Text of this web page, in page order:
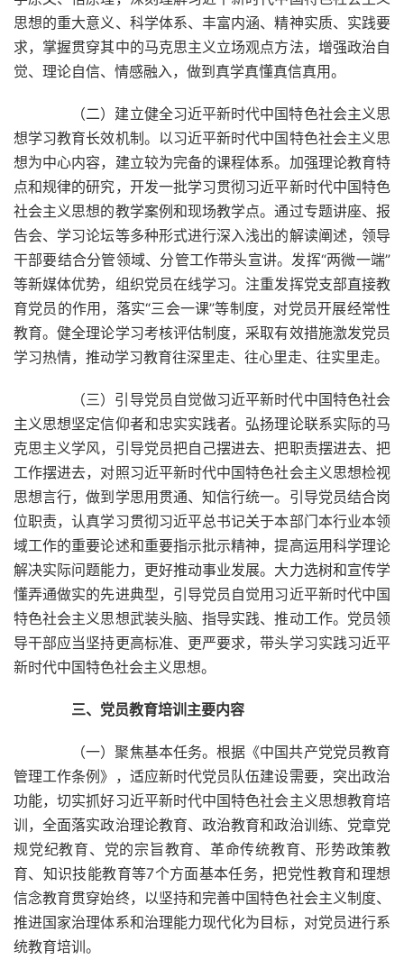
思想的重大意义、科学体系、丰富内涵、精神实质、实践要
求，掌握贯穿其中的马克思主义立场观点方法，增强政治自
觉、理论自信、情感融入，做到真学真懂真信真用。
（二）建立健全习近平新时代中国特色社会主义思
想学习教育长效机制。以习近平新时代中国特色社会主义思
想为中心内容，建立较为完备的课程体系。加强理论教育特
点和规律的研究，开发一批学习贯彻习近平新时代中国特色
社会主义思想的教学案例和现场教学点。通过专题讲座、报
告会、学习论坛等多种形式进行深入浅出的解读阐述，领导
干部要结合分管领域、分管工作带头宣讲。发挥“两微一端”
等新媒体优势，组织党员在线学习。注重发挥党支部直接教
育党员的作用，落实“三会一课”等制度，对党员开展经常性
教育。健全理论学习考核评估制度，采取有效措施激发党员
学习热情，推动学习教育往深里走、往心里走、往实里走。
（三）引导党员自觉做习近平新时代中国特色社会
主义思想坚定信仰者和忠实实践者。弘扬理论联系实际的马
克思主义学风，引导党员把自己摆进去、把职责摆进去、把
工作摆进去，对照习近平新时代中国特色社会主义思想检视
思想言行，做到学思用贯通、知信行统一。引导党员结合岗
位职责，认真学习贯彻习近平总书记关于本部门本行业本领
域工作的重要论述和重要指示批示精神，提高运用科学理论
解决实际问题能力，更好推动事业发展。大力选树和宣传学
懂弄通做实的先进典型，引导党员自觉用习近平新时代中国
特色社会主义思想武装头脑、指导实践、推动工作。党员领
导干部应当坚持更高标准、更严要求，带头学习实践习近平
新时代中国特色社会主义思想。
三、党员教育培训主要内容
（一）聚焦基本任务。根据《中国共产党党员教育
管理工作条例》，适应新时代党员队伍建设需要，突出政治
功能，切实抓好习近平新时代中国特色社会主义思想教育培
训，全面落实政治理论教育、政治教育和政治训练、党章党
规党纪教育、党的宗旨教育、革命传统教育、形势政策教
育、知识技能教育等7个方面基本任务，把党性教育和理想
信念教育贯穿始终，以坚持和完善中国特色社会主义制度、
推进国家治理体系和治理能力现代化为目标，对党员进行系
统教育培训。